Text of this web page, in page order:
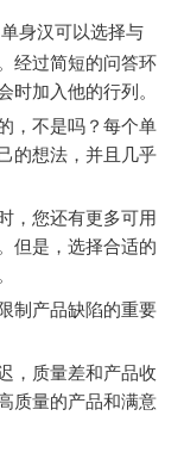
身汉可以选择与
经过简短的问答环
时加入他的行列。
，不是吗？每个单
的想法，并且几乎
，您还有更多可用
但是，选择合适的
制产品缺陷的重要
，质量差和产品收
质量的产品和满意